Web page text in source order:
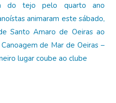
do tejo pelo quarto ano
animaram este sábado,
Santo Amaro de Oeiras ao
de Mar de Oeiras –
lugar coube ao clube